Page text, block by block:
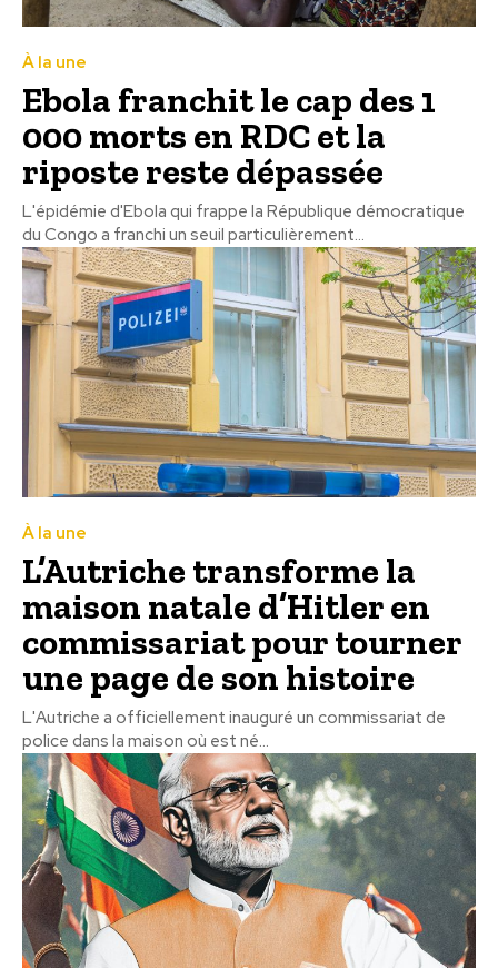
À la une
Ebola franchit le cap des 1
000 morts en RDC et la
riposte reste dépassée
L'épidémie d'Ebola qui frappe la République démocratique
du Congo a franchi un seuil particulièrement...
À la une
L’Autriche transforme la
maison natale d’Hitler en
commissariat pour tourner
une page de son histoire
L'Autriche a officiellement inauguré un commissariat de
police dans la maison où est né...